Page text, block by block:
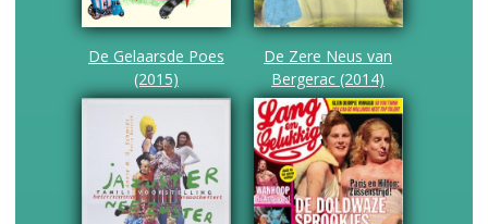
De Gelaarsde Poes
(2015)
De Zere Neus van
Bergerac (2014)